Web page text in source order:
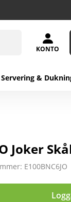
KONTO
Servering &
Joker
E100BNC6JO